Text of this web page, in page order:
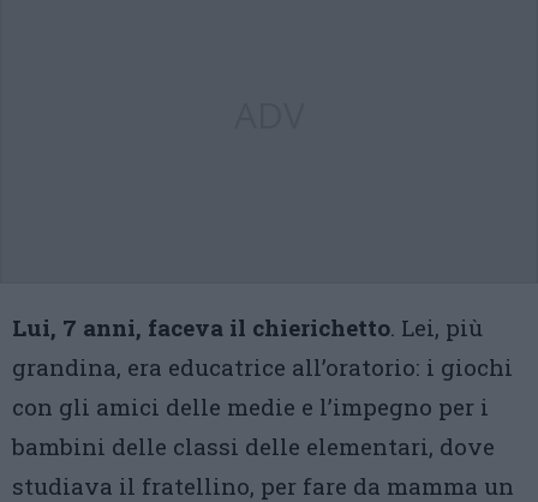
Lui, 7 anni, faceva il chierichetto. Lei, più
grandina, era educatrice all’oratorio: i giochi
con gli amici delle medie e l’impegno per i
bambini delle classi delle elementari, dove
studiava il fratellino, per fare da mamma un